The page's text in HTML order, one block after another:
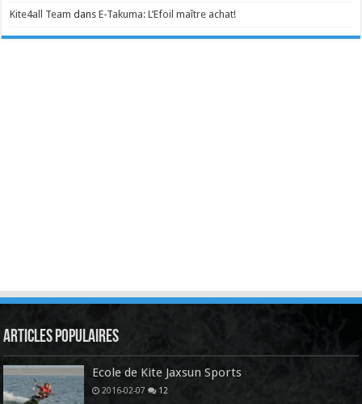
Kite4all Team dansE-Takuma: L’Efoil maître achat!
Articles Populaires
Ecole de Kite Jaxsun Sports
2016-02-07 12